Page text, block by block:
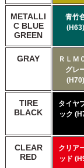
METALLI
C BLUE
GREEN
青竹
(H63)
GRAY
ＲＬＭ
グレ
(H70)
TIRE
BLACK
タイヤ
ック
CLEAR
RED
クリア
ッド